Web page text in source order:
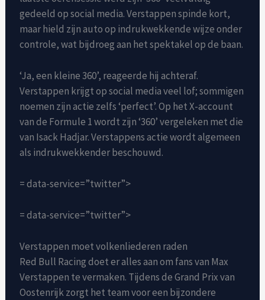
gedeeld op social media. Verstappen spinde kort,
maar hield zijn auto op indrukwekkende wijze onder
controle, wat bijdroeg aan het spektakel op de baan.
‘Ja, een kleine 360’, reageerde hij achteraf.
Verstappen krijgt op social media veel lof; sommigen
noemen zijn actie zelfs ‘perfect’. Op het X-account
van de Formule 1 wordt zijn ‘360’ vergeleken met die
van Isack Hadjar. Verstappens actie wordt algemeen
als indrukwekkender beschouwd.
= data-service=”twitter”>
= data-service=”twitter”>
Verstappen moet volkenliederen raden
Red Bull Racing doet er alles aan om fans van Max
Verstappen te vermaken. Tijdens de Grand Prix van
Oostenrijk zorgt het team voor een bijzondere